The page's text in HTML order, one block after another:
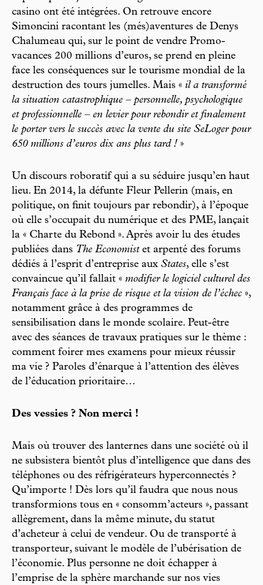
casino ont été intégrées. On retrouve encore
Simoncini racontant les (més)aventures de Denys
Chalumeau qui, sur le point de vendre Promo-
vacances 200 millions d’euros, se prend en pleine
face les conséquences sur le tourisme mondial de la
destruction des tours jumelles. Mais « il a transformé
la situation catastrophique – personnelle, psychologique
et professionnelle – en levier pour rebondir et finalement
le porter vers le succès avec la vente du site SeLoger pour
650 millions d’euros dix ans plus tard ! »
Un discours roboratif qui a su séduire jusqu’en haut
lieu. En 2014, la défunte Fleur Pellerin (mais, en
politique, on finit toujours par rebondir), à l’époque
où elle s’occupait du numérique et des PME, lançait
la « Charte du Rebond ». Après avoir lu des études
publiées dans The Economistet arpenté des forums
dédiés à l’esprit d’entreprise aux States, elle s’est
convaincue qu’il fallait « modifier le logiciel culturel des
Français face à la prise de risque et la vision de l’échec »,
notamment grâce à des programmes de
sensibilisation dans le monde scolaire. Peut-être
avec des séances de travaux pratiques sur le thème :
comment foirer mes examens pour mieux réussir
ma vie ? Paroles d’énarque à l’attention des élèves
de l’éducation prioritaire…
Des vessies ? Non merci !
Mais où trouver des lanternes dans une société où il
ne subsistera bientôt plus d’intelligence que dans des
téléphones ou des réfrigérateurs hyperconnectés ?
Qu’importe ! Dès lors qu’il faudra que nous nous
transformions tous en « consomm’acteurs », passant
allègrement, dans la même minute, du statut
d’acheteur à celui de vendeur. Ou de transporté à
transporteur, suivant le modèle de l’ubérisation de
l’économie. Plus personne ne doit échapper à
l’emprise de la sphère marchande sur nos vies